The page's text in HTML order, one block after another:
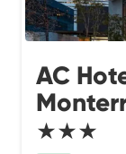
AC
★★★